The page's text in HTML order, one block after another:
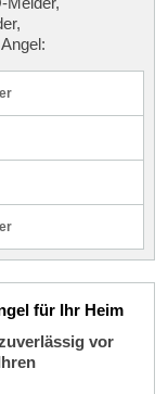
für Ihr Heim
vor